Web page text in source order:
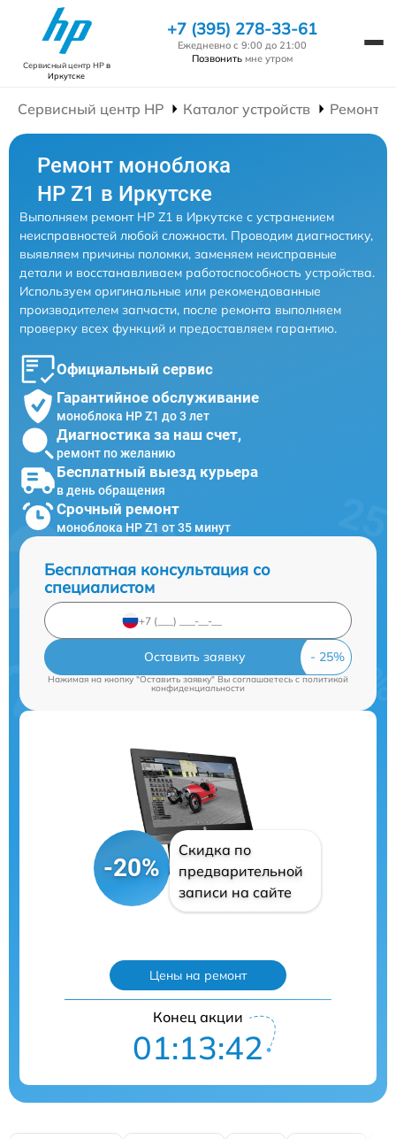
Сервисный центр HPв
Иркутске
+7 (395) 278-33-61
Ежедневно с 9:00 до 21:00
Позвонить мне утром
Сервисный центр HP Каталог устройств Ремонт
Ремонт моноблока
HP Z1 в Иркутске
Выполняем ремонт HP Z1 в Иркутске с устранением
неисправностей любой сложности. Проводим диагностику,
выявляем причины поломки, заменяем неисправные
детали и восстанавливаем работоспособность устройства.
Используем оригинальные или рекомендованные
производителем запчасти, после ремонта выполняем
проверку всех функций и предоставляем гарантию.
Официальный сервис
Гарантийное обслуживание
моноблока HP Z1 до 3 лет
Диагностика за наш счет,
ремонт по желанию
Бесплатный выезд курьера
в день обращения
Срочный ремонт
моноблока HP Z1 от 35 минут
Бесплатная консультация со
специалистом
Оставить заявку
Нажимая на кнопку "Оставить заявку" Вы соглашаетесь cполитикой
конфиденциальности
-20%
Скидка по
предварительной
записи на сайте
Цены на ремонт
Конец акции
01:13:41